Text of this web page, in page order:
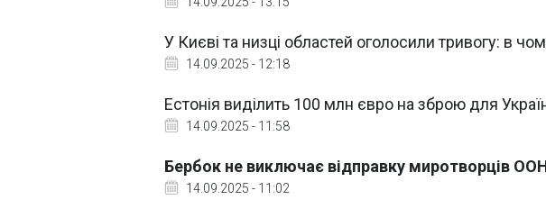
У Києві та низці областей оголосили тривогу: в
14.09.2025 - 12:18
Естонія виділить 100 млн євро на зброю для
14.09.2025 - 11:58
Бербок не виключає відправку миротворців
14.09.2025 - 11:02